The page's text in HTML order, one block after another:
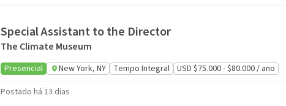
Special Assistant to the Director
The Climate Museum
Presencial New York, NY Tempo Integral
USD $75.000 - $80.000 / ano
Postado há 13 dias